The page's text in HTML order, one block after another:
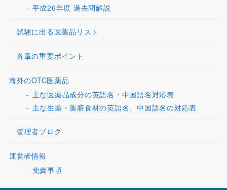
平成26年度 過去問解説
試験に出る医薬品リスト
各章の重要ポイント
海外のOTC医薬品
主な医薬品成分の英語名・中国語名対応表
主な生薬・薬膳食材の英語名、中国語名の対応表
管理者ブログ
運営者情報
免責事項